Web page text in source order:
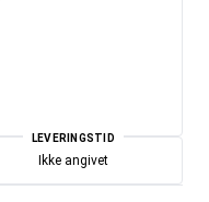
LEVERINGSTID
Ikke angivet